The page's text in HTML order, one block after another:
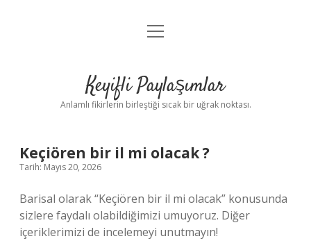
Anasayfa
Yasal Uyarı
menüyü
Keyifli Paylaşımlar
Anlamlı fikirlerin birleştiği sıcak bir uğrak noktası.
Keçiören bir il mi olacak ?
Tarih: Mayıs 20, 2026
Barisal olarak “Keçiören bir il mi olacak” konusunda
sizlere faydalı olabildiğimizi umuyoruz. Diğer
içeriklerimizi de incelemeyi unutmayın!